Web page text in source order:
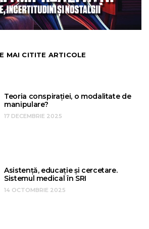
MAI CITITE ARTICOLE
Teoria conspirației, o modalitate de
manipulare?
17 DECEMBRIE 2025
Asistență, educație și cercetare.
Sistemul medical în SRI
14 OCTOMBRIE 2025